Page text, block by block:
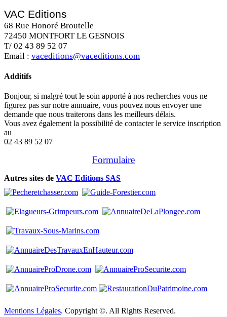
VAC Editions
68 Rue Honoré Broutelle
72450 MONTFORT LE GESNOIS
T/ 02 43 89 52 07
Email : vaceditions@vaceditions.com
Additifs
Bonjour, si malgré tout le soin apporté à nos recherches vous ne
figurez pas sur notre annuaire, vous pouvez nous envoyer une
demande que nous traiterons dans les meilleurs délais.
Vous avez également la possibilité de contacter le service inscription
au
02 43 89 52 07
Formulaire
Autres sites de VAC Editions SAS
Mentions Légales. Copyright ©. All Rights Reserved.